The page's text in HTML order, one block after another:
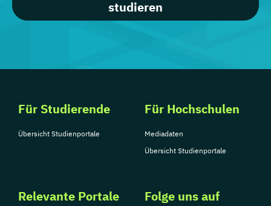
studieren
Für Studierende
Übersicht Studienportale
Für Hochschulen
Mediadaten
Übersicht Studienportale
Relevante Portale Folge uns auf